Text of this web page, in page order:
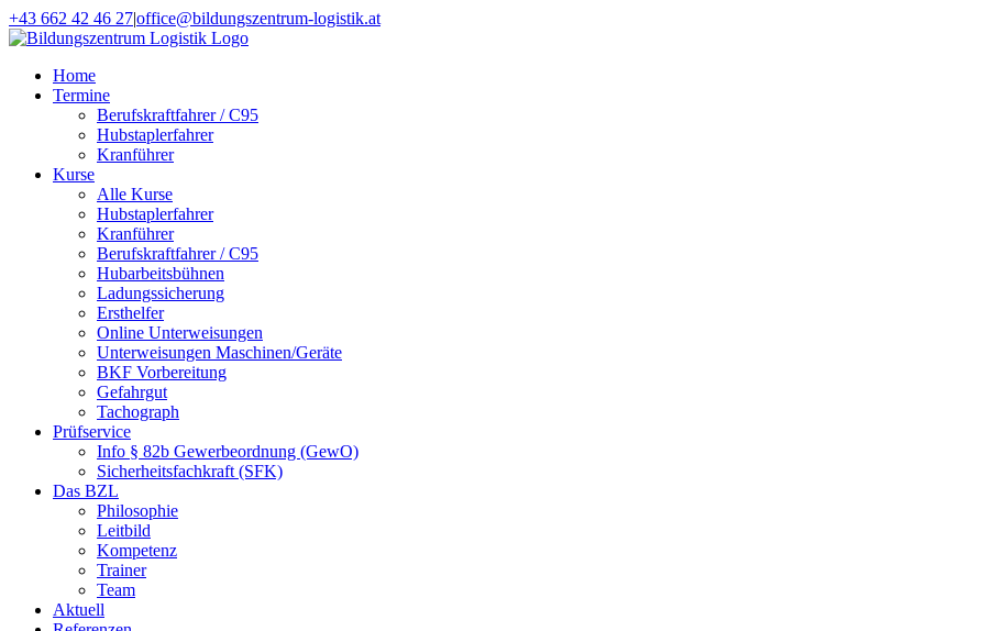
Zum
Inhalt
+43 662 42 46 27|office@bildungszentrum-logistik.at
Facebook
E-
Home
Termine
Berufskraftfahrer / C95
Hubstaplerfahrer
Kranführer
Kurse
Alle Kurse
Hubstaplerfahrer
Kranführer
Berufskraftfahrer / C95
Hubarbeitsbühnen
Ladungssicherung
Ersthelfer
Online Unterweisungen
Unterweisungen Maschinen/Geräte
BKF Vorbereitung
Gefahrgut
Tachograph
Prüfservice
Info § 82b Gewerbeordnung (GewO)
Sicherheitsfachkraft (SFK)
Das BZL
Philosophie
Leitbild
Kompetenz
Trainer
Team
Aktuell